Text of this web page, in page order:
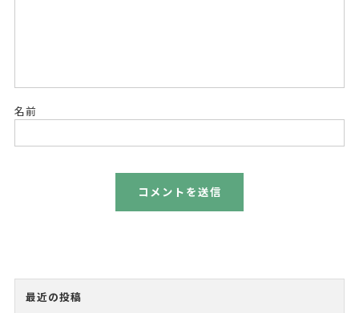
名前
最近の投稿